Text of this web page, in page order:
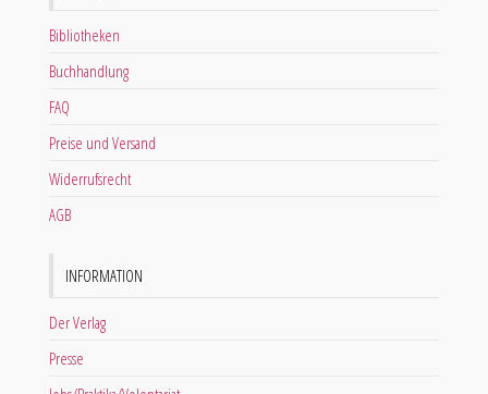
Bibliotheken
Buchhandlung
FAQ
Preise und Versand
Widerrufsrecht
AGB
INFORMATION
Der Verlag
Presse